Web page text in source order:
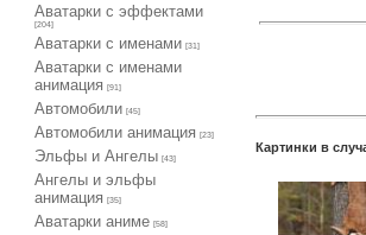
Аватарки с эффектами
[204]
Аватарки с именами [31]
Аватарки с именами
анимация
[91]
Автомобили [45]
Автомобили анимация [23]
Эльфы и Ангелы [43]
Ангелы и эльфы
анимация
[35]
Аватарки аниме [58]
Картинки в